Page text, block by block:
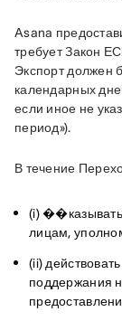
Asana
требует Закон
Экспорт должен
календарных
если иное не
период»).
В течение
(i)
лицам,
(ii)
поддержания